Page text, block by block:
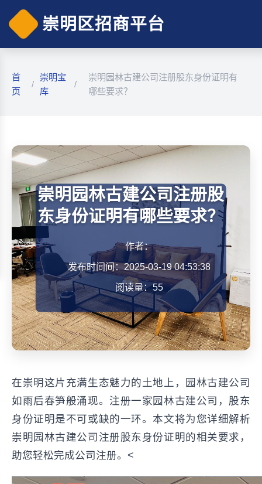
崇明区招商平台
首
页
/
崇明宝
库
/
崇明园林古建公司注册股东身份证明有
哪些要求？
崇明园林古建公司注册股
东身份证明有哪些要求？
作者：
发布时间间：2025-03-19 04:53:38
阅读量：55
在崇明这片充满生态魅力的土地上，园林古建公司
如雨后春笋般涌现。注册一家园林古建公司，股东
身份证明是不可或缺的一环。本文将为您详细解析
崇明园林古建公司注册股东身份证明的相关要求，
助您轻松完成公司注册。<